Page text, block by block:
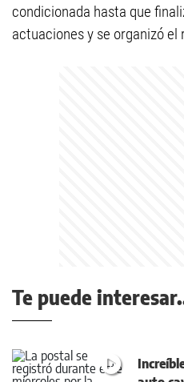
condicionada hasta que
actuaciones y se organizó el
Te puede